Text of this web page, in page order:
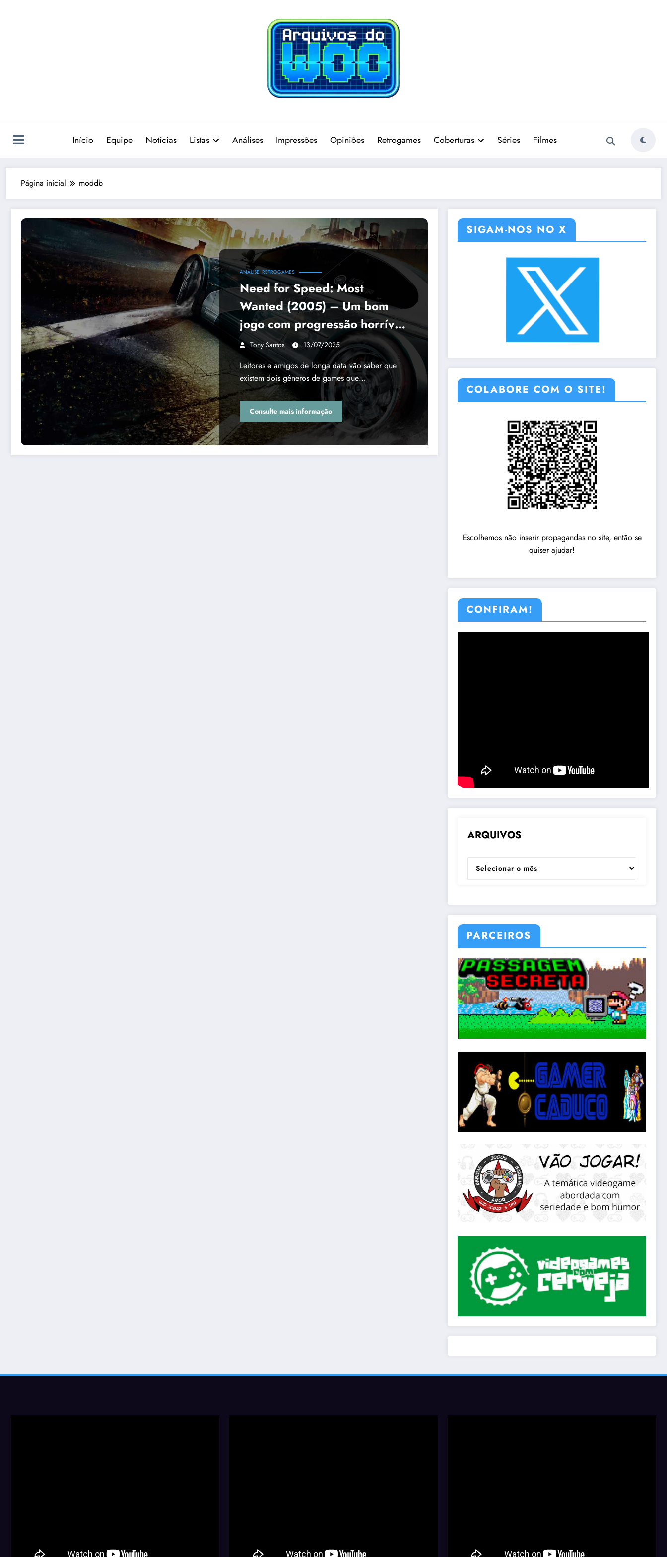
Início Equipe Notícias Listas Análises Impressões Opiniões Retrogames Coberturas Séries Filmes
Página inicial moddb
ANÁLISE RETROGAMES
Need for Speed: Most
Wanted (2005) – Um bom
jogo com progressão horrível
| Análise Retro
Tony Santos 13/07/2025
Leitores e amigos de longa data vão saber que
existem dois gêneros de games que…
Consulte mais informação
SIGAM-NOS NO X
COLABORE COM O SITE!
Escolhemos não inserir propagandas no site, então se
quiser ajudar!
CONFIRAM!
ARQUIVOS
ARQUIVOS
PARCEIROS